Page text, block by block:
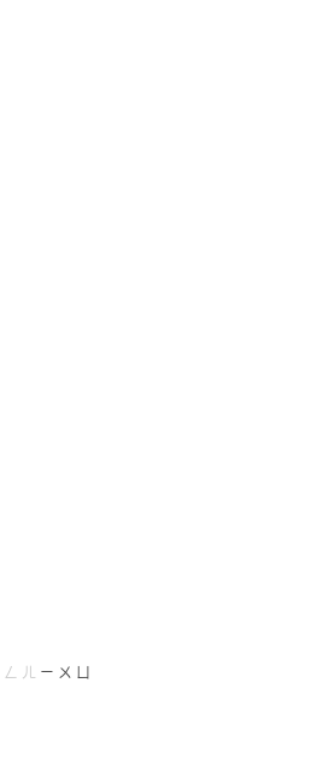
ㄥ ㄦ ㄧ ㄨ ㄩ